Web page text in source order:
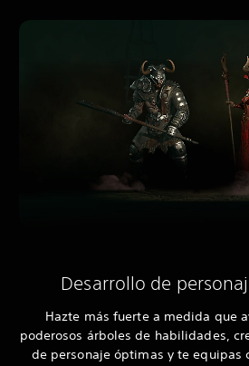
Desarrollo de
Hazte más fuerte a medida que
poderosos árboles de habilidades,
de personaje óptimas y te equipas